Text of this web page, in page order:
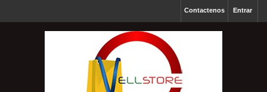
Entrar
Contactenos